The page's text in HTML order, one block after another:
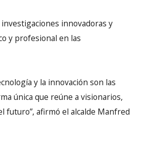
innovadoras y
y profesional en las
y la innovación son las
única que reúne a visionarios,
futuro”, afirmó el alcalde Manfred